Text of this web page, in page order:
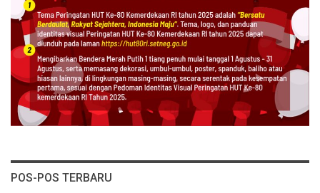
POS-POS TERBARU